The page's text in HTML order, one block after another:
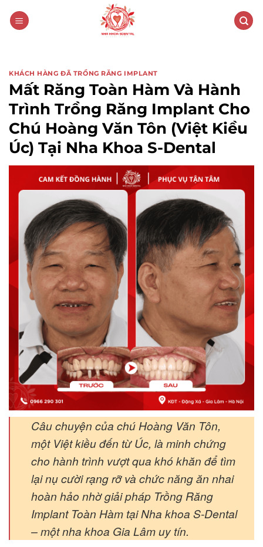
KHÁCH HÀNG ĐÃ TRỒNG RĂNG IMPLANT
Mất Răng Toàn Hàm Và Hành
Trình Trồng Răng Implant Cho
Chú Hoàng Văn Tôn (Việt Kiều
Úc) Tại Nha Khoa S-Dental
Câu chuyện của chú Hoàng Văn Tôn,
một Việt kiều đến từ Úc, là minh chứng
cho hành trình vượt qua khó khăn để tìm
lại nụ cười rạng rỡ và chức năng ăn nhai
hoàn hảo nhờ giải pháp Trồng Răng
Implant Toàn Hàm tại Nha khoa S-Dental
– một nha khoa Gia Lâm uy tín.